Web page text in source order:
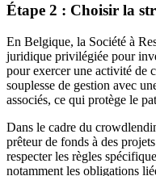
Étape 2 : Choisir la
En Belgique, la Société à
juridique privilégiée pour
pour exercer une activité de
souplesse de gestion avec
associés, ce qui protège le
Dans le cadre du
prêteur de fonds à des
respecter les règles
notamment les obligations